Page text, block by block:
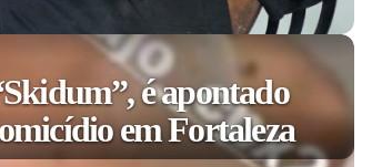
é apontado
em Fortaleza